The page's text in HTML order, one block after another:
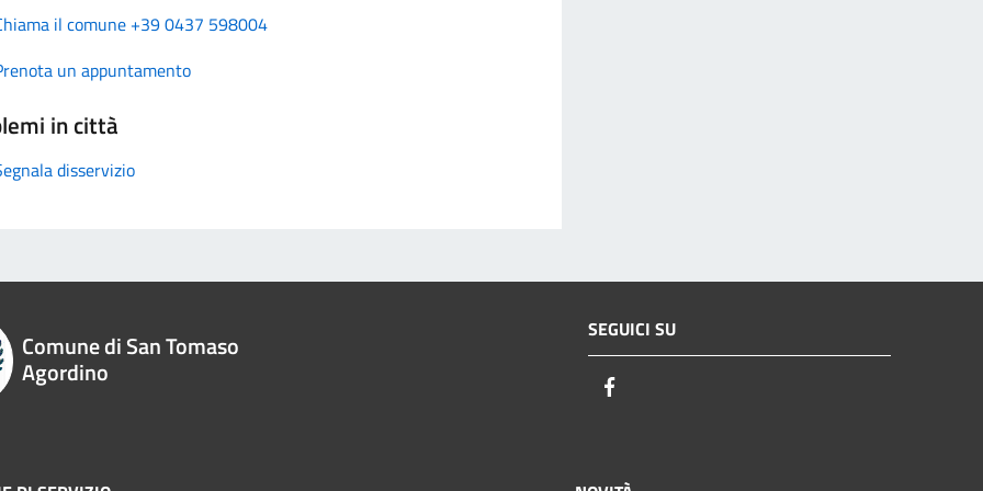
il comune +39 0437 598004
un appuntamento
in città
disservizio
Comune di San Tomaso
Agordino
SEGUICI SU